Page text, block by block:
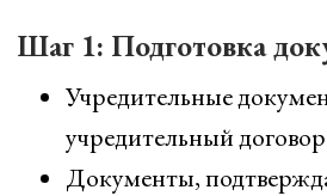
Шаг 1: Подготовка
Учредительные
учредительный
Документы,